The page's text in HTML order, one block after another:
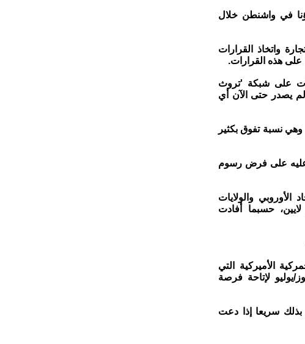
في واشنطن خلال
واتخاذ القرارات
على شبكة 'تروث
يصدر حتى الآن أي
الاتحاد الأوروبي، وهي نسبة تفوق بكثير
عليه على فرض رسوم
والولايات
حسبما أفادت
الأميركية التي
الصلب والسيارات. وعُلقت هذه الإجراءات حتى 14 تموز/يوليو لإتاحة فرصة
بذلك سريعا إذا دعت